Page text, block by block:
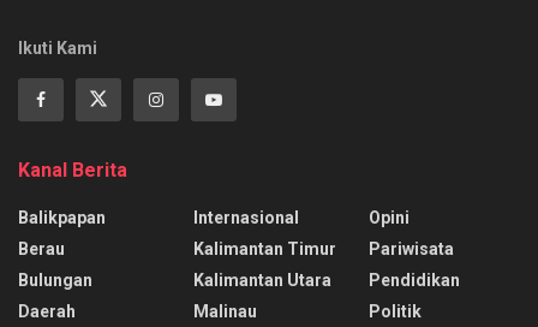
Ikuti Kami
Kanal Berita
Balikpapan
Berau
Bulungan
Daerah
Internasional
Kalimantan Timur
Kalimantan Utara
Malinau
Opini
Pariwisata
Pendidikan
Politik